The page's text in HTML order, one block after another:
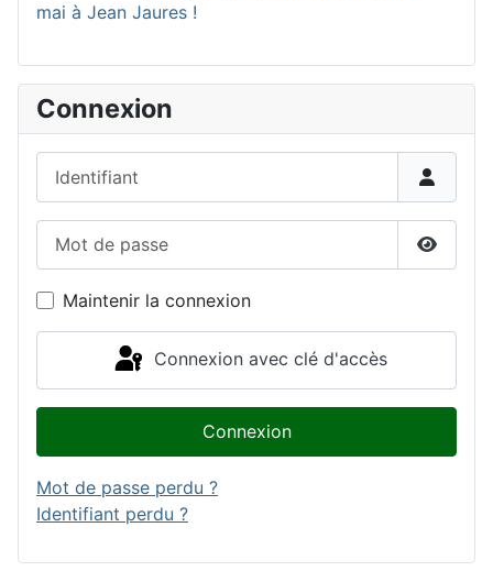
mai à Jean Jaures !
Connexion
Maintenir la connexion
Connexion avec clé d'accès
Connexion
Mot de passe perdu ?
Identifiant perdu ?